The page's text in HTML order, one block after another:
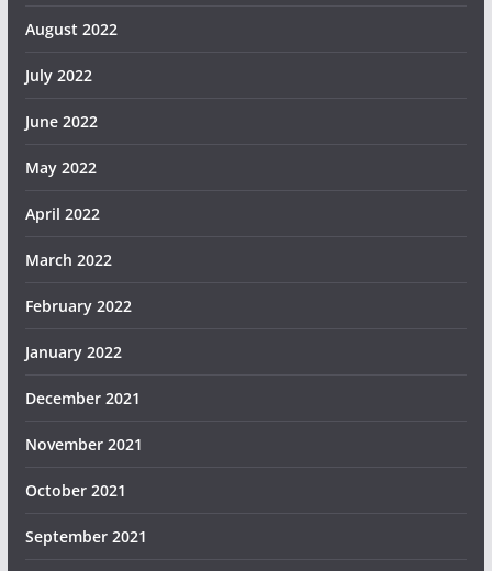
August 2022
July 2022
June 2022
May 2022
April 2022
March 2022
February 2022
January 2022
December 2021
November 2021
October 2021
September 2021